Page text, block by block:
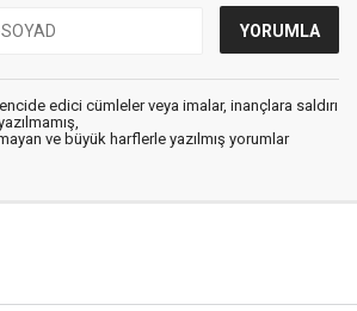
edici cümleler veya imalar, inançlara saldırı
ve büyük harflerle yazılmış yorumlar